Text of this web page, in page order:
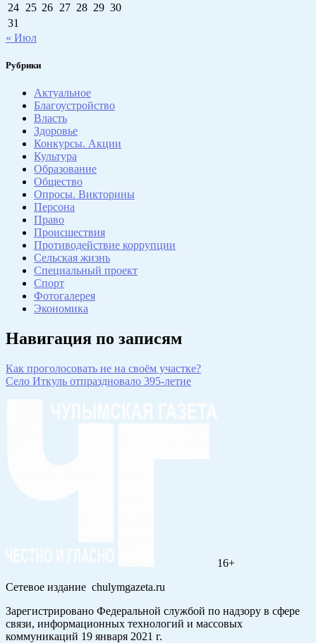
24 25 26 27 28 29 30
31
« Июл
Рубрики
Актуальное
Благоустройство
Власть
Здоровье
Конкурсы. Акции
Культура
Образование
Общество
Опросы. Викторины
Персона
Право
Происшествия
Противодействие коррупции
Сельская жизнь
Специальный проект
Спорт
Фотогалерея
Экономика
Навигация по записям
Как проголосовать не на своём участке?
Село Иткуль отпраздновало 395-летие
16+
Сетевое издание chulymgazeta.ru
Зарегистрировано Федеральной службой по надзору в сфере
связи, информационных технологий и массовых
коммуникаций 19 января 2021 г.